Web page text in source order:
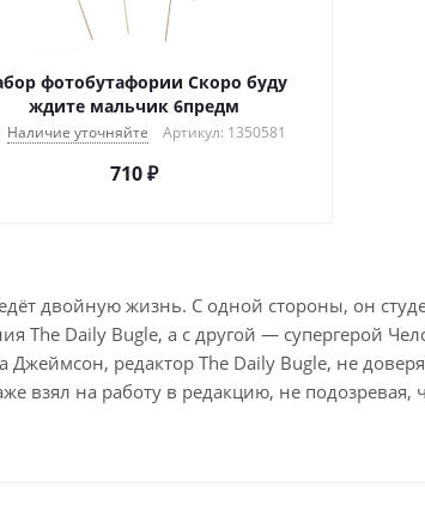
фотобутафории Скоро буду
ждите мальчик 6предм
Наличие уточняйте Артикул: 1350581
710₽
двойную жизнь. С одной стороны, он
Daily Bugle, а с другой — супергерой
редактор The Daily Bugle, не
взял на работу в редакцию, не подозревая,